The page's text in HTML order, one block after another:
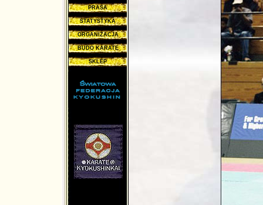
PRASA
STATYSTYKA
ORGANIZACJA
BUDO KARATE
SKLEP